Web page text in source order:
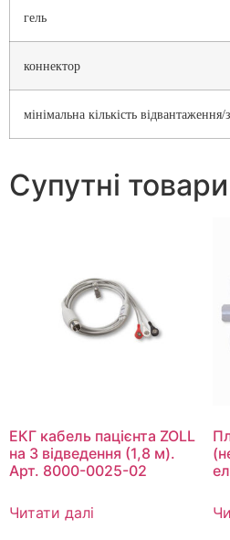
гель
коннектор
мінімальна кількість
Супутні товари
ЕКГ кабель пацієнта ZOLL
на 3 відведення (1,8 м).
Арт. 8000-0025-02
Читати далі